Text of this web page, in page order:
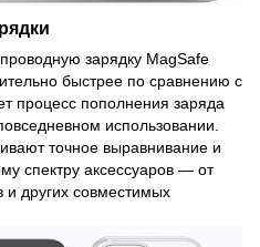
зарядку MagSafe
быстрее по сравнению с
процесс пополнения заряда
использовании.
точное выравнивание и
спектру аксессуаров — от
и других совместимых